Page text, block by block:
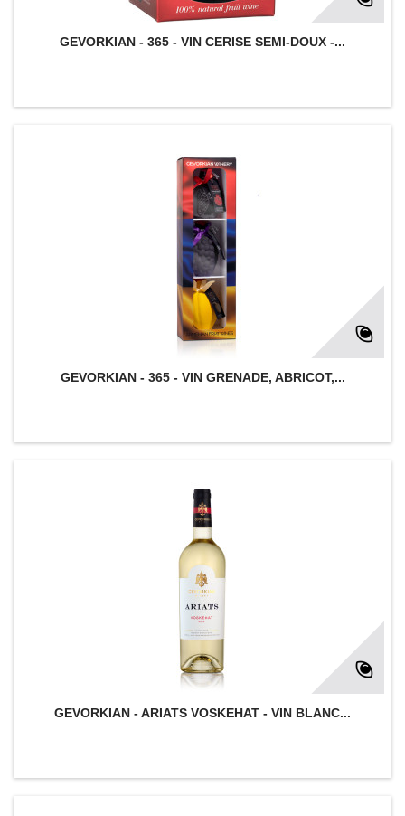
GEVORKIAN - 365 - VIN CERISE SEMI-DOUX -...
GEVORKIAN - 365 - VIN GRENADE, ABRICOT,...
GEVORKIAN - ARIATS VOSKEHAT - VIN BLANC...